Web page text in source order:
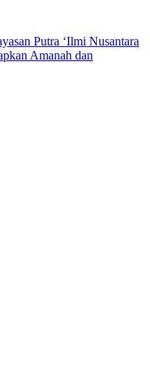
Putra ‘Ilmi Nusantara
Amanah dan